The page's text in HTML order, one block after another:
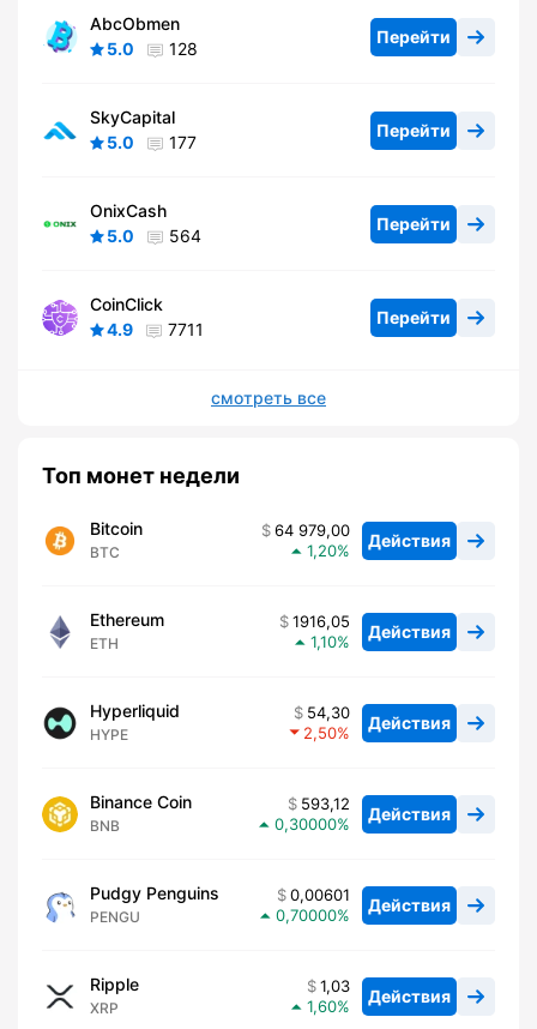
AbcObmen
5.0
128
Перейти
SkyCapital
5.0
177
Перейти
OnixCash
5.0
564
Перейти
CoinClick
4.9
7711
Перейти
смотреть все
Топ монет недели
Bitcoin
BTC
64 979,00
1,20
Действия
Ethereum
ETH
1916,05
1,10
Действия
Hyperliquid
HYPE
54,30
2,50
Действия
Binance Coin
BNB
593,12
0,30000
Действия
Pudgy Penguins
PENGU
0,00601
0,70000
Действия
Ripple
XRP
1,03
1,60
Действия